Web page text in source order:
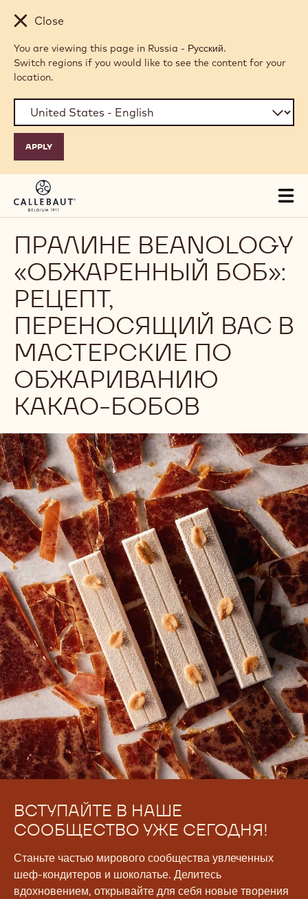
Skip to main content
Close
You are viewing this page in Russia - Русский.
Switch regions if you would like to see the content for your
location.
ПРАЛИНЕ BEANOLOGY
«ОБЖАРЕННЫЙ БОБ»:
РЕЦЕПТ,
ПЕРЕНОСЯЩИЙ ВАС В
МАСТЕРСКИЕ ПО
ОБЖАРИВАНИЮ
КАКАО-БОБОВ
ВСТУПАЙТЕ В НАШЕ
СООБЩЕСТВО УЖЕ СЕГОДНЯ!
Станьте частью мирового сообщества увлеченных
шеф-кондитеров и шоколатье. Делитесь
вдохновением, открывайте для себя новые творения